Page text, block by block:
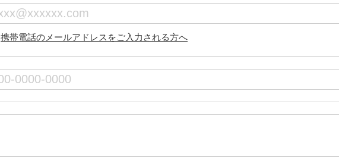
携帯電話のメールアドレスをご入力される方へ